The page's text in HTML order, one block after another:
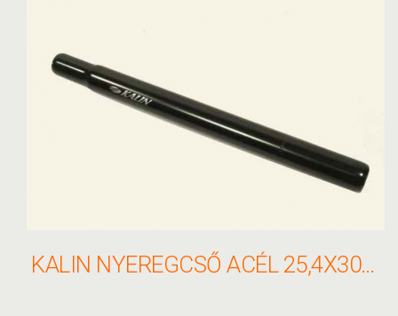
KALIN NYEREGCSŐ ACÉL 25,4X300 SP-200, FEKETE